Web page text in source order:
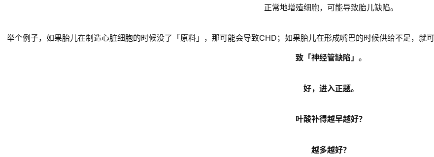
正常地增殖细胞，可能导致胎儿缺陷。
举个例子，如果胎儿在制造心脏细胞的时候没了「原料」，那可能会导致CHD；如果胎儿在形成嘴巴的时候供给不足，就
致「神经管缺陷」 。
好，进入正题。
叶酸补得越早越好？
越多越好？